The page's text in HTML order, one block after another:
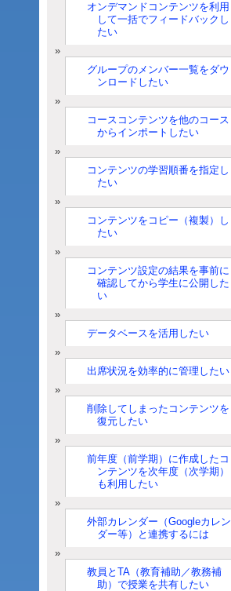
オンデマンドコンテンツを利用
して一括でフィードバックし
たい
グループのメンバー一覧をダウ
ンロードしたい
コースコンテンツを他のコース
からインポートしたい
コンテンツの学習順番を指定し
たい
コンテンツをコピー（複製）し
たい
コンテンツ設定の結果を事前に
確認してから学生に公開した
い
データベースを活用したい
出席状況を効率的に管理したい
削除してしまったコンテンツを
復元したい
前年度（前学期）に作成したコ
ンテンツを次年度（次学期）
も利用したい
外部カレンダー（Googleカレン
ダー等）と連携するには
教員とTA（教育補助／教務補
助）で授業を共有したい